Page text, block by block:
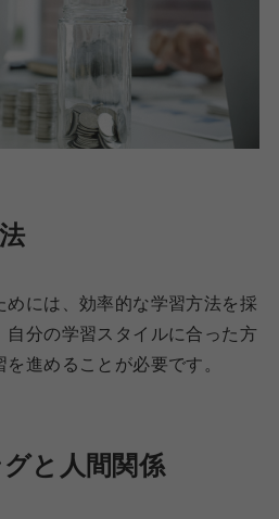
には、効率的な学習方法を採
自分の学習スタイルに合った方
進めることが必要です。
と人間関係